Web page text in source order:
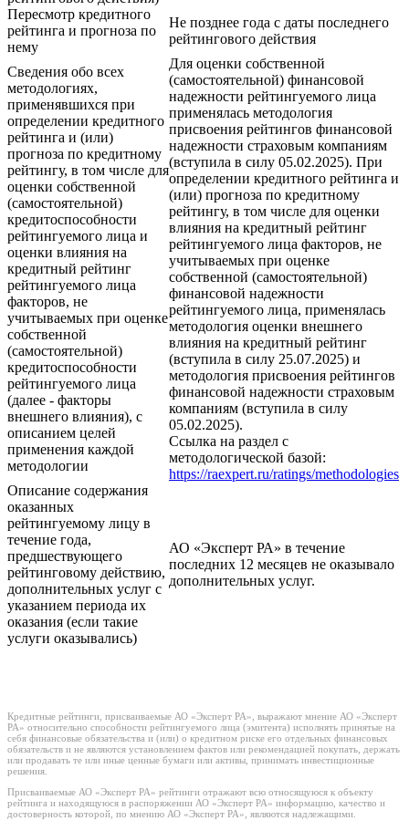
Пересмотр кредитного
рейтинга и прогноза по
нему
Не позднее года с даты последнего
рейтингового действия
Сведения обо всех
методологиях,
применявшихся при
определении кредитного
рейтинга и (или)
прогноза по кредитному
рейтингу, в том числе для
оценки собственной
(самостоятельной)
кредитоспособности
рейтингуемого лица и
оценки влияния на
кредитный рейтинг
рейтингуемого лица
факторов, не
учитываемых при оценке
собственной
(самостоятельной)
кредитоспособности
рейтингуемого лица
(далее - факторы
внешнего влияния), с
описанием целей
применения каждой
методологии
Для оценки собственной
(самостоятельной) финансовой
надежности рейтингуемого лица
применялась методология
присвоения рейтингов финансовой
надежности страховым компаниям
(вступила в силу 05.02.2025). При
определении кредитного рейтинга и
(или) прогноза по кредитному
рейтингу, в том числе для оценки
влияния на кредитный рейтинг
рейтингуемого лица факторов, не
учитываемых при оценке
собственной (самостоятельной)
финансовой надежности
рейтингуемого лица, применялась
методология оценки внешнего
влияния на кредитный рейтинг
(вступила в силу 25.07.2025) и
методология присвоения рейтингов
финансовой надежности страховым
компаниям (вступила в силу
05.02.2025).
Ссылка на раздел с
методологической базой:
https://raexpert.ru/ratings/methodologies
Описание содержания
оказанных
рейтингуемому лицу в
течение года,
предшествующего
рейтинговому действию,
дополнительных услуг с
указанием периода их
оказания (если такие
услуги оказывались)
АО «Эксперт РА» в течение
последних 12 месяцев не оказывало
дополнительных услуг.
Кредитные рейтинги, присваиваемые АО «Эксперт РА», выражают мнение АО «Эксперт
РА» относительно способности рейтингуемого лица (эмитента) исполнять принятые на
себя финансовые обязательства и (или) о кредитном риске его отдельных финансовых
обязательств и не являются установлением фактов или рекомендацией покупать, держать
или продавать те или иные ценные бумаги или активы, принимать инвестиционные
решения.
Присваиваемые АО «Эксперт РА» рейтинги отражают всю относящуюся к объекту
рейтинга и находящуюся в распоряжении АО «Эксперт РА» информацию, качество и
достоверность которой, по мнению АО «Эксперт РА», являются надлежащими.